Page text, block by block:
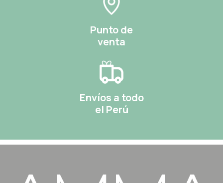
Punto de
venta
Envíos a todo
el Perú